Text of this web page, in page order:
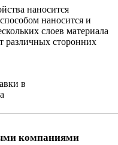
наносится
наносится и
слоев материала
различных сторонних
в
компаниями